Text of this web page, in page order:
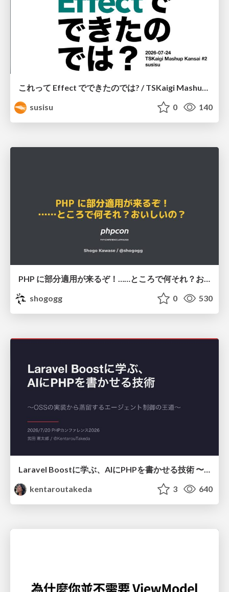
これって Effect でできたのでは? / TSKaigi Mashup Kansai #2
susisu
0 140
shogogg
0 530
Laravel Boostに学ぶ、AIにPHPを書かせる技術 〜OSSの実装から蒸留するエージェント制御の王道〜
kentaroutakeda
3 640